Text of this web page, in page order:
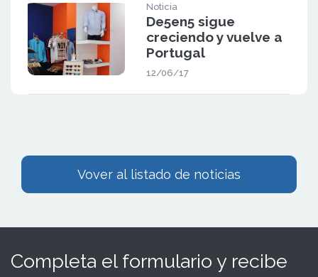
Noticia
De5en5 sigue
creciendo y vuelve a
Portugal
12/06/17
Vover al listado de noticias
Completa el formulario y recibe